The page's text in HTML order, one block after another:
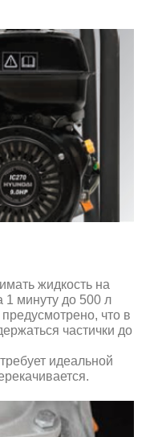
жидкость на
1 минуту до 500 л
что в
частички до
идеальной